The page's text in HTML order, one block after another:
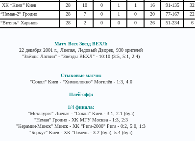
ХК “Киев” Киев 28 10 0 1 1 16 91-135
32
“Неман-2” Гродно 28 7 0 1 0 20 77-167
22
“Витязь” Харьков 28 2 0 0 0 26 51-234 6
Матч Всех Звезд ВЕХЛ:
22 декабря 2001 г., Лиепая, Ледовый Дворец, 930 зрителей
"Звёзды Латвии" - "Звёзды ВЕХЛ" - 10:10 (3:5, 5:1, 2:4)
Стыковые матчи:
"Сокол" Киев - "Химволокно" Могилёв - 1:3, 4:0
Плей-офф:
1/4 финала:
"Металургс" Лиепая - "Сокол" Киев - 3:1, 2:1 (бул)
"Неман" Гродно - ХК МГУ Москва - 1:3, 2:3
"Керамин-Минск" Минск - ХК "Рига-2000" Рига - 0:2, 5:0, 1:3
"Беркут" Киев - ХК "Гомель - 3:2 (бул), 5:4 (бул)